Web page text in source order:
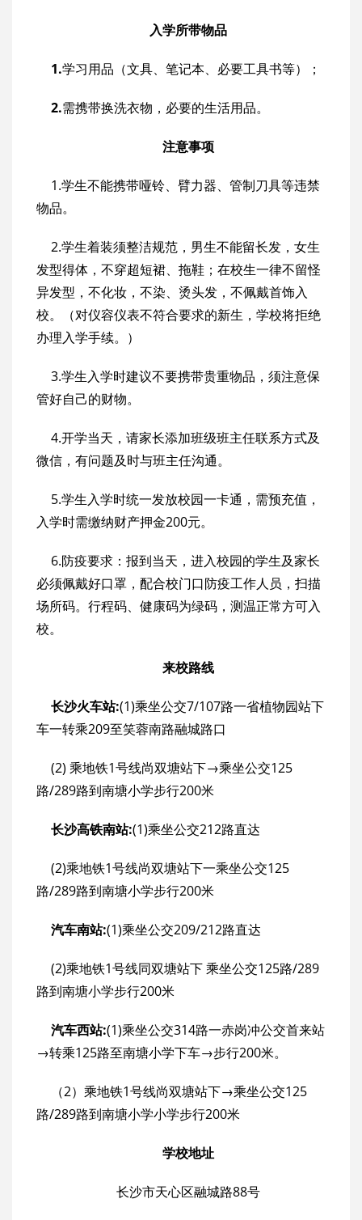
入学所带物品
1.学习用品（文具、笔记本、必要工具书等）；
2.需携带换洗衣物，必要的生活用品。
注意事项
1.学生不能携带哑铃、臂力器、管制刀具等违禁
物品。
2.学生着装须整洁规范，男生不能留长发，女生
发型得体，不穿超短裙、拖鞋；在校生一律不留怪
异发型，不化妆，不染、烫头发，不佩戴首饰入
校。（对仪容仪表不符合要求的新生，学校将拒绝
办理入学手续。）
3.学生入学时建议不要携带贵重物品，须注意保
管好自己的财物。
4.开学当天，请家长添加班级班主任联系方式及
微信，有问题及时与班主任沟通。
5.学生入学时统一发放校园一卡通，需预充值，
入学时需缴纳财产押金200元。
6.防疫要求：报到当天，进入校园的学生及家长
必须佩戴好口罩，配合校门口防疫工作人员，扫描
场所码。行程码、健康码为绿码，测温正常方可入
校。
来校路线
长沙火车站:(1)乘坐公交7/107路一省植物园站下
车一转乘209至笑蓉南路融城路口
(2) 乘地铁1号线尚双塘站下→乘坐公交125
路/289路到南塘小学步行200米
长沙高铁南站:(1)乘坐公交212路直达
(2)乘地铁1号线尚双塘站下一乘坐公交125
路/289路到南塘小学步行200米
汽车南站:(1)乘坐公交209/212路直达
(2)乘地铁1号线同双塘站下 乘坐公交125路/289
路到南塘小学步行200米
汽车西站:(1)乘坐公交314路一赤岗冲公交首来站
→转乘125路至南塘小学下车→步行200米。
（2）乘地铁1号线尚双塘站下→乘坐公交125
路/289路到南塘小学小学步行200米
学校地址
长沙市天心区融城路88号